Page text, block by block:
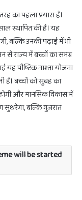
का पहला प्रयास है।
स्थापित की है। यह
बल्कि उनकी पढ़ाई में भी
से राज्य में बच्चों का समग्र
यह पौष्टिक नाश्ता योजना
है। बच्चों को सुबह का
और मानसिक विकास में
सुधरेगा, बल्कि गुजरात
will be started